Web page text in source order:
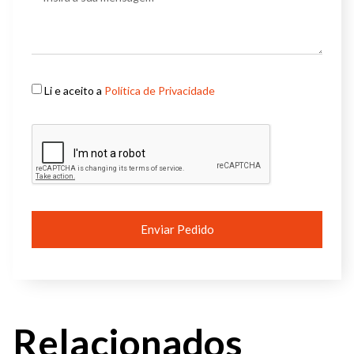
Li e aceito a Política de Privacidade
Enviar Pedido
Relacionados